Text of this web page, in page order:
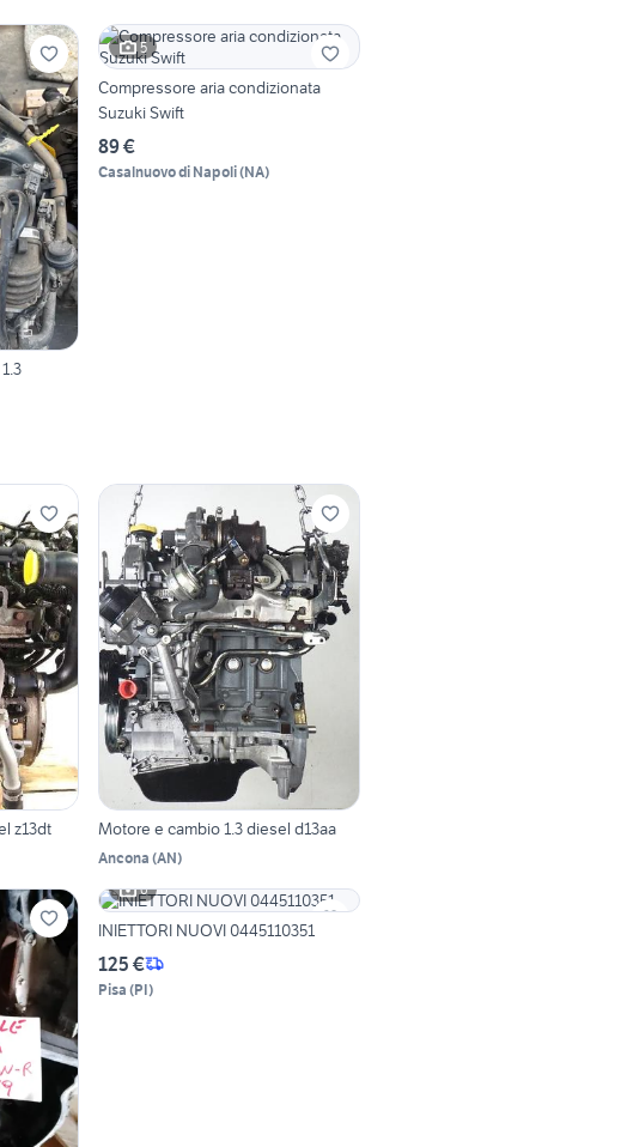
5
Compressore aria condizionata
Suzuki Swift
89 €
Casalnuovo di Napoli(NA)
z13dt Motore e cambio 1.3 diesel d13aa
Ancona (AN)
6
INIETTORI NUOVI 0445110351
125 €
Pisa (PI)